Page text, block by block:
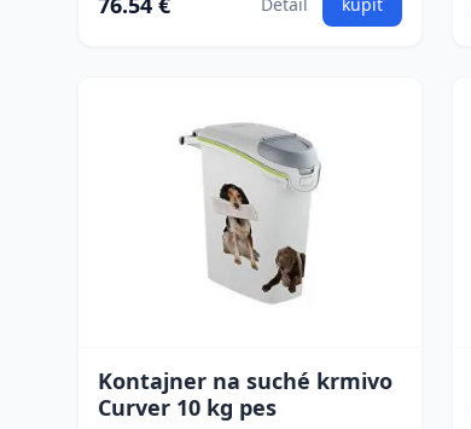
Kontajner na suché krmivo
Curver 10 kg pes